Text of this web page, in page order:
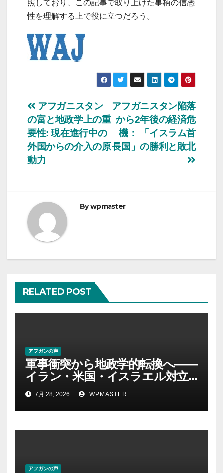
照しており、この記事で取り上げた事柄の信憑
性を理解する上で役に立つだろう。
投
稿
ナ
ビ
ー
シ
アフガニスタン陥落
から2年後の経済危
機： 「イスラム首
長国」の勝利と敗北
アフガニスタン
の富と地政学上の重
要性: 現在進行中の
外国からの介入の原
動力
Bywpmaster
RELATED POST
アフガンの声
軍事衝突から地政学的転換へ――
イラン・米国・イスラエル対立
後の中東 権力、抵抗、世界秩序
を問い直す-第２部
7月 28, 2026 WPMASTER
アフガンの声